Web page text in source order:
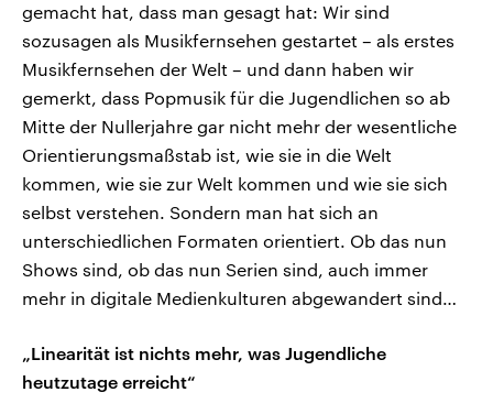
gemacht hat, dass man gesagt hat: Wir sind
sozusagen als Musikfernsehen gestartet – als erstes
Musikfernsehen der Welt – und dann haben wir
gemerkt, dass Popmusik für die Jugendlichen so ab
Mitte der Nullerjahre gar nicht mehr der wesentliche
Orientierungsmaßstab ist, wie sie in die Welt
kommen, wie sie zur Welt kommen und wie sie sich
selbst verstehen. Sondern man hat sich an
unterschiedlichen Formaten orientiert. Ob das nun
Shows sind, ob das nun Serien sind, auch immer
mehr in digitale Medienkulturen abgewandert sind…
„Linearität ist nichts mehr, was Jugendliche
heutzutage erreicht“